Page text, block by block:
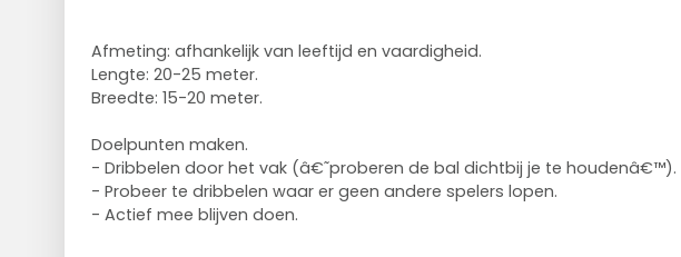
Afmeting: afhankelijk van leeftijd en vaardigheid.
Lengte: 20-25 meter.
Breedte: 15-20 meter.
Doelpunten maken.
- Dribbelen door het vak (â€˜proberen de bal dichtbij je te houdenâ€™).
- Probeer te dribbelen waar er geen andere spelers lopen.
- Actief mee blijven doen.